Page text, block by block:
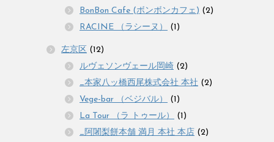
BonBon Cafe (ボンボンカフェ) (2)
RACINE （ラシーヌ）
(1)
左京区 (12)
ルヴェソンヴェール岡崎 (2)
_本家八ッ橋西尾株式会社 本社 (2)
Vege-bar （ベジバル）
(1)
La Tour （ラ トゥール）
(1)
_阿闍梨餅本舗 満月 本社 本店 (2)